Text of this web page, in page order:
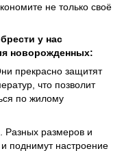
не только своё
у нас
новорожденных:
прекрасно защитят
что позволит
по жилому
. Разных размеров и
поднимут настроение